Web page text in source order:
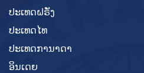
ປະເທດຝຣັ່ງ
ປະເທດໄທ
ປະເທດການາດາ
ອິນເດຍ